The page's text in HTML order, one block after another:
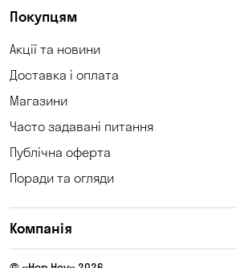
Покупцям
Акції та новини
Доставка і оплата
Магазини
Часто задавані питання
Публічна оферта
Поради та огляди
Компанія